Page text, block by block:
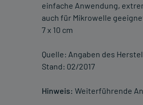
einfache Anwendung,
auch für Mikrowelle
7 x 10 cm
Quelle: Angaben des
Stand: 02/2017
Hinweis: Weiterführende